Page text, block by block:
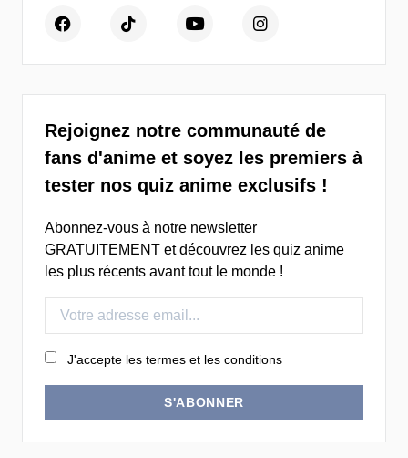
Rejoignez notre communauté de
fans d'anime et soyez les premiers à
tester nos quiz anime exclusifs !
Abonnez-vous à notre newsletter
GRATUITEMENT et découvrez les quiz anime
les plus récents avant tout le monde !
J'accepte les termes et les conditions
S'ABONNER